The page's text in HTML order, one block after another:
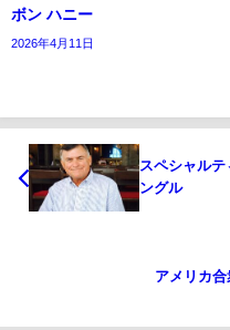
ボン ハニー
2026年4月11日
スペシャル
ングル
アメリカ